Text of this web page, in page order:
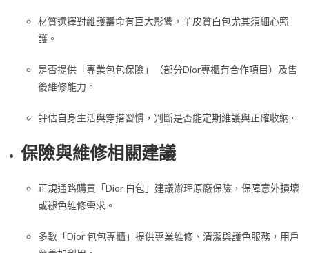
材質選擇對維護壽命有巨大影響，羊皮質白包尤其須細心照
護。
是否提供「專業包包保險」（部分Dior專櫃有合作項目）及售
後維修能力。
評估自身生活與穿搭習慣，判斷是否能定期維護與正確收納。
保險與維修相關建議
正規通路購買「Dior 白包」建議辦理原廠保險，保障意外損壞
或褪色維修需求。
多數「Dior 包包專櫃」提供專業維修、清潔與護色服務，用戶